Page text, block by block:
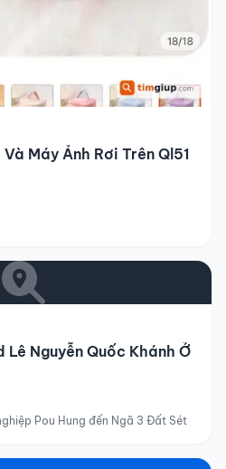
Máy Ảnh Rơi Trên Ql51
Lê Nguyễn Quốc Khánh Ở
Pou Hung đến Ngã 3 Đất Sét